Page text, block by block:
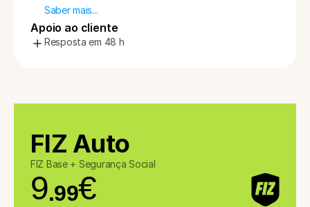
Saber mais...
Apoio ao cliente
Resposta em 48 h
FIZ Auto
FIZ Base + Segurança Social
9.99€